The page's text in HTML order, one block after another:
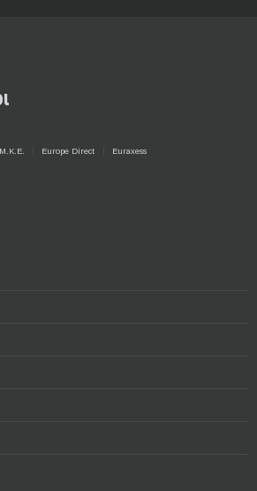
Μ.Κ.Ε. Europe Direct Euraxess